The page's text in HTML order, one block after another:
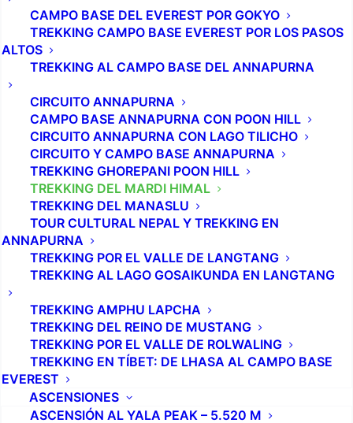
CAMPO BASE DEL EVEREST POR GOKYO
TREKKING CAMPO BASE EVEREST POR LOS PASOS
ALTOS
TREKKING AL CAMPO BASE DEL ANNAPURNA
CIRCUITO ANNAPURNA
CAMPO BASE ANNAPURNA CON POON HILL
CIRCUITO ANNAPURNA CON LAGO TILICHO
CIRCUITO Y CAMPO BASE ANNAPURNA
TREKKING GHOREPANI POON HILL
TREKKING DEL MARDI HIMAL
TREKKING DEL MANASLU
TOUR CULTURAL NEPAL Y TREKKING EN
ANNAPURNA
TREKKING POR EL VALLE DE LANGTANG
TREKKING AL LAGO GOSAIKUNDA EN LANGTANG
TREKKING AMPHU LAPCHA
TREKKING DEL REINO DE MUSTANG
TREKKING POR EL VALLE DE ROLWALING
TREKKING EN TÍBET: DE LHASA AL CAMPO BASE
EVEREST
ASCENSIONES
ASCENSIÓN AL YALA PEAK – 5.520 M